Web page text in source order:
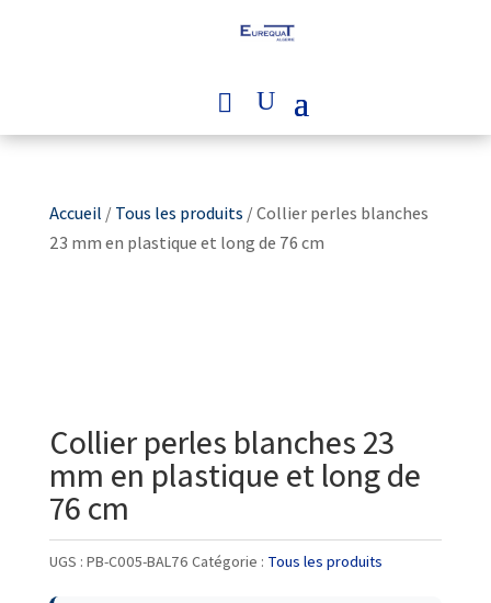
Accueil /Tous les produits / Collier perles blanches
23 mm en plastique et long de 76 cm
Collier perles blanches 23
mm en plastique et long de
76 cm
UGS : PB-C005-BAL76 Catégorie : Tous les produits